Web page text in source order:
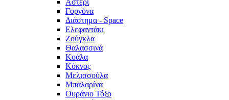
Αστέρι
Γοργόνα
Διάστημα - Space
Ελεφαντάκι
Ζούγκλα
Θαλασσινά
Κοάλα
Κύκνος
Μελισσούλα
Μπαλαρίνα
Ουράνιο Τόξο